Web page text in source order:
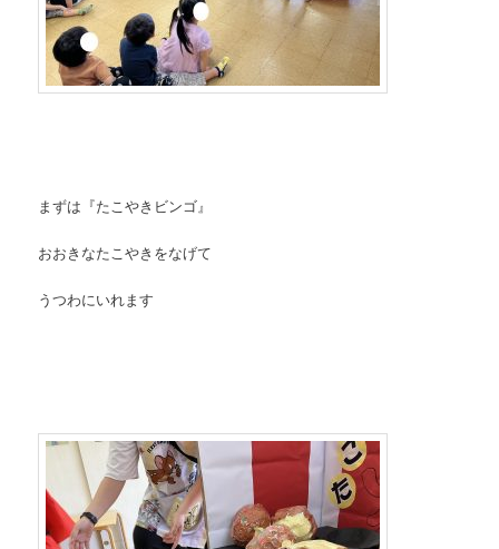
まずは『たこやきビンゴ』
おおきなたこやきをなげて
うつわにいれます